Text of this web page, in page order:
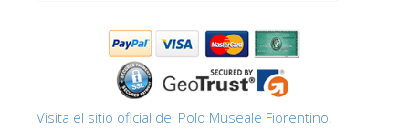
Visita el sitio oficial del Polo Museale Fiorentino.